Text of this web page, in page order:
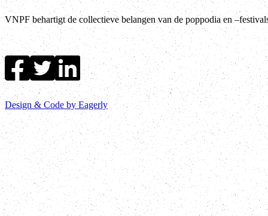
VNPF behartigt de collectieve belangen van de poppodia en
Design & Code by Eagerly